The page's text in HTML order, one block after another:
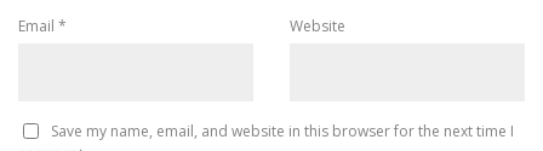
Email * Website
Save my name, email, and website in this browser for the next time I